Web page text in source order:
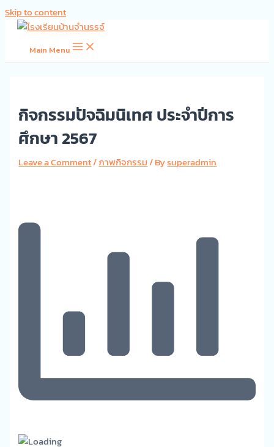
Skip to content
Main Menu
กิจกรรมปัจฉิมนิเทศ ประจำปีการ
ศึกษา 2567
Leave a Comment/ภาพกิจกรรม/ Bysuperadmin